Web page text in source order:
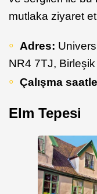
mutlaka ziyaret
Adres:
NR4 7TJ, Birleşik
Çalışma
Elm Tepesi